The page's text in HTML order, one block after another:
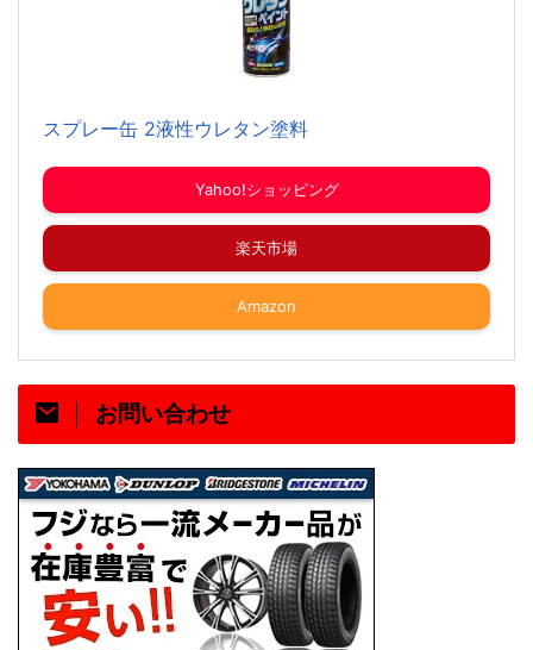
スプレー缶 2液性ウレタン塗料
Yahoo!ショッピング
楽天市場
Amazon
お問い合わせ